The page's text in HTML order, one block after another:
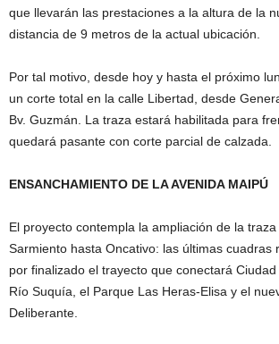
que llevarán las prestaciones a la altura de la
distancia de 9 metros de la actual ubicación.
Por tal motivo, desde hoy y hasta el próximo
un corte total en la calle Libertad, desde
Bv. Guzmán. La traza estará habilitada para
quedará pasante con corte parcial de calzada.
ENSANCHAMIENTO DE LA AVENIDA MAIPÚ
El proyecto contempla la ampliación de la
Sarmiento hasta Oncativo: las últimas cuadras
por finalizado el trayecto que conectará
Río Suquía, el Parque Las Heras-Elisa y el
Deliberante.